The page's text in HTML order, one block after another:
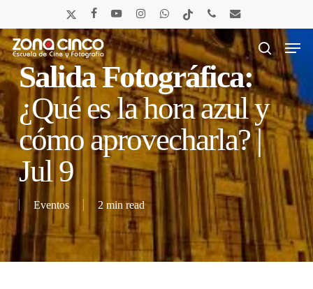
main
content
x-
twitter
facebookyoutubeinstagramwhatsapptiktok phone email
search
Menu
Salida Fotográfica:
¿Qué es la hora azul y
cómo aprovecharla? |
Jul 9
Eventos 2 min read